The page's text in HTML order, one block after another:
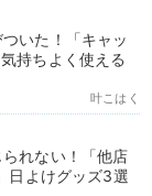
いた！「キャッ
持ちよく使える
叶こはく
れない！「他店
日よけグッズ3選